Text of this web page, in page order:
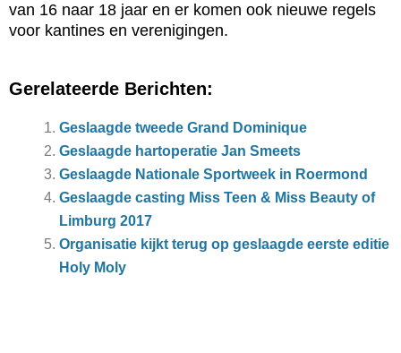
van 16 naar 18 jaar en er komen ook nieuwe regels
voor kantines en verenigingen.
Gerelateerde Berichten:
Geslaagde tweede Grand Dominique
Geslaagde hartoperatie Jan Smeets
Geslaagde Nationale Sportweek in Roermond
Geslaagde casting Miss Teen & Miss Beauty of
Limburg 2017
Organisatie kijkt terug op geslaagde eerste editie
Holy Moly